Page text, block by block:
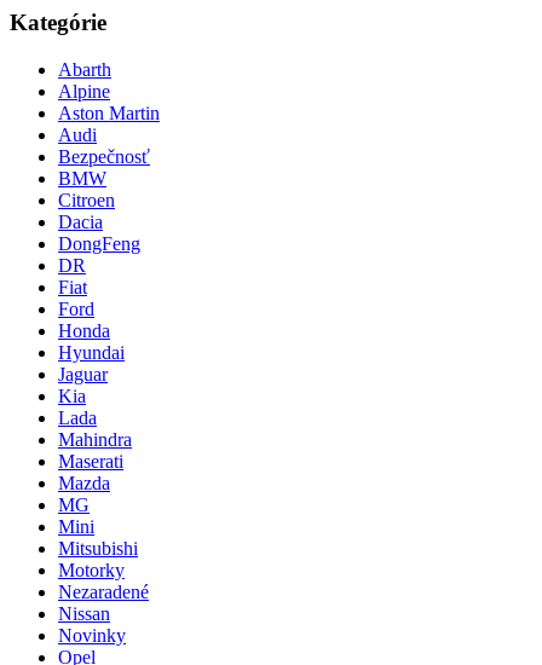
Kategórie
Abarth
Alpine
Aston Martin
Audi
Bezpečnosť
BMW
Citroen
Dacia
DongFeng
DR
Fiat
Ford
Honda
Hyundai
Jaguar
Kia
Lada
Mahindra
Maserati
Mazda
MG
Mini
Mitsubishi
Motorky
Nezaradené
Nissan
Novinky
Opel